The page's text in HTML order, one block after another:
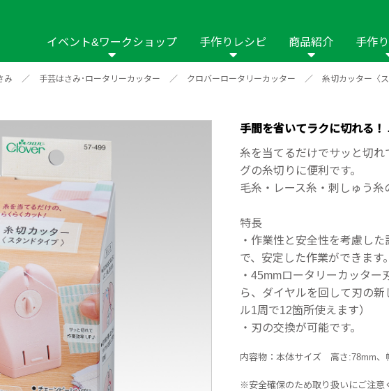
イベント&ワークショップ
2024年
2019年 2018年 2015年 2014年
手作りレシピ
パッチワーク・
糸の手芸
羊毛の手芸
編み物 インテリア
その他
商品紹介
商品名や商品情
針 ソーイング用品 はさみ ソーメニュ パッチワーク・キル
テリア 補修用品 作品本 おなまえつけ
手作
イングナビ
み ／ 手芸はさみ･ロータリーカッター ／ クロバーロータリーカッター ／ 糸切カッター〈
手間を省いてラクに切れる
糸を当てるだけでサッと切
グの糸切りに便利です。
毛糸・レース糸・刺しゅう糸
特長
・作業性と安全性を考慮し
で、安定した作業ができます
・45mmロータリーカッタ
ら、ダイヤルを回して刃の
ル1周で12箇所使えます）
・刃の交換が可能です。
内容物：本体サイズ 高さ:78mm、
※安全確保のため取り扱いにご注意